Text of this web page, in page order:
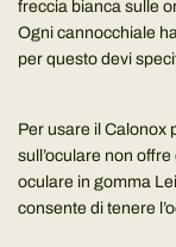
freccia bianca sulle
Ogni cannocchiale
per questo devi
Per usare il Calonox
sull’oculare non offre
oculare in gomma
consente di tenere